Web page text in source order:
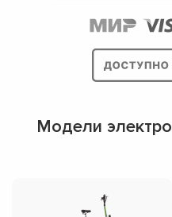
Модели